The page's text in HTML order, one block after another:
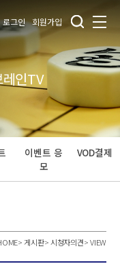
로그인 회원가입
인TV
이벤트 응
모
VOD결제
>게시판>시청자의견>VIEW